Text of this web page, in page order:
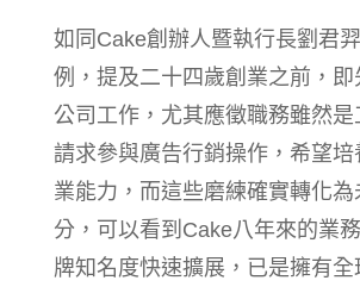
如同Cake創辦人暨執行長劉君
例，提及二十四歲創業之前，即
公司工作，尤其應徵職務雖然是
請求參與廣告行銷操作，希望
業能力，而這些磨練確實轉化為
分，可以看到Cake八年來的業
牌知名度快速擴展，已是擁有